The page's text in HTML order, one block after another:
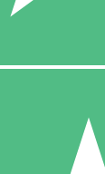
10 Downloaden
20 00